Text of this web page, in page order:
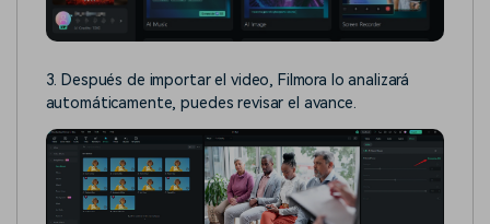
3. Después de importar el video, Filmora lo analizará
automáticamente, puedes revisar el avance.